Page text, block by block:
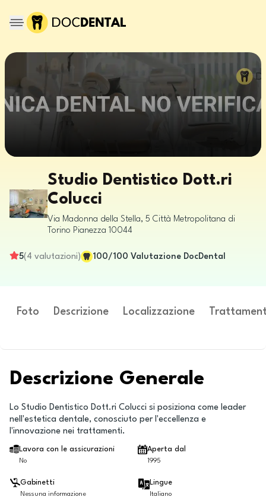
Studio Dentistico Dott.ri
Colucci
Via Madonna della Stella, 5 Città Metropolitana di
Torino Pianezza 10044
5( 4 valutazioni) 100/100 Valutazione DocDental
Foto Descrizione Localizzazione
Descrizione Generale
Lo Studio Dentistico Dott.ri Colucci si posiziona come leader
nell'estetica dentale, conosciuto per l'eccellenza e
l'innovazione nei trattamenti.
Lavora con le assicurazioni
No
Aperta dal
1995
Gabinetti
Nessuna informazione
Lingue
Italiano